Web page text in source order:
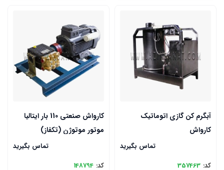
آبگرم کن گازی اتوماتیک
کارواش
تماس بگیرید
کد: 357463
کارواش صنعتی 110 بار ایتالیا
موتور موتوژن (تکفاز)
تماس بگیرید
کد: 148794